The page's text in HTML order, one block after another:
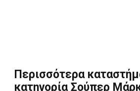
Περισσότερα
κατηγορία Σούπερ